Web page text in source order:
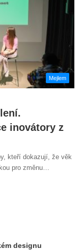
Mejlem
inovátory z
kteří dokazují, že věk
pro změnu…
designu